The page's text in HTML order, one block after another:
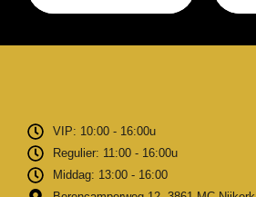
VIP: 10:00 - 16:00u
Regulier: 11:00 - 16:00u
Middag: 13:00 - 16:00